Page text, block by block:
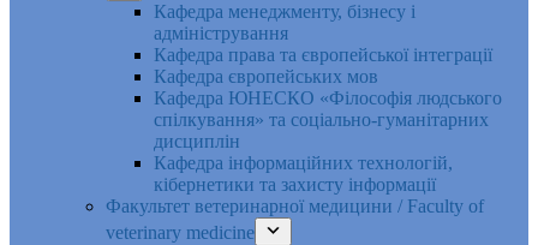
Кафедра менеджменту, бізнесу і
адміністрування
Кафедра права та європейської інтеграції
Кафедра європейських мов
Кафедра ЮНЕСКО «Філософія людського
спілкування» та соціально-гуманітарних
дисциплін
Кафедра інформаційних технологій,
кібернетики та захисту інформації
Факультет ветеринарної медицини / Faculty of
veterinary medicine